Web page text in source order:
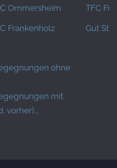
Ommersheim TFC
Frankenholz Gut
ohne
mit
vorher)…